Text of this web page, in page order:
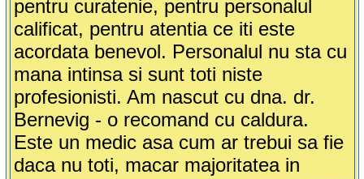
pentru curatenie, pentru personalul
calificat, pentru atentia ce iti este
acordata benevol. Personalul nu sta cu
mana intinsa si sunt toti niste
profesionisti. Am nascut cu dna. dr.
Bernevig - o recomand cu caldura.
Este un medic asa cum ar trebui sa fie
daca nu toti, macar majoritatea in